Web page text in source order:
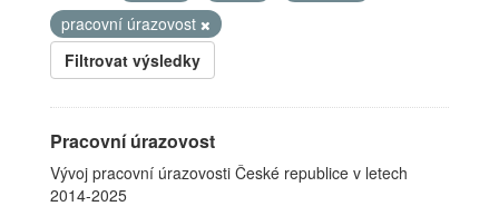
pracovní úrazovost
Filtrovat výsledky
Pracovní úrazovost
Vývoj pracovní úrazovosti České republice v letech
2014-2025